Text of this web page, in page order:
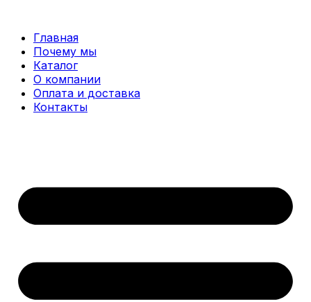
содержимому
Главная
Почему мы
Каталог
О компании
Оплата и доставка
Контакты